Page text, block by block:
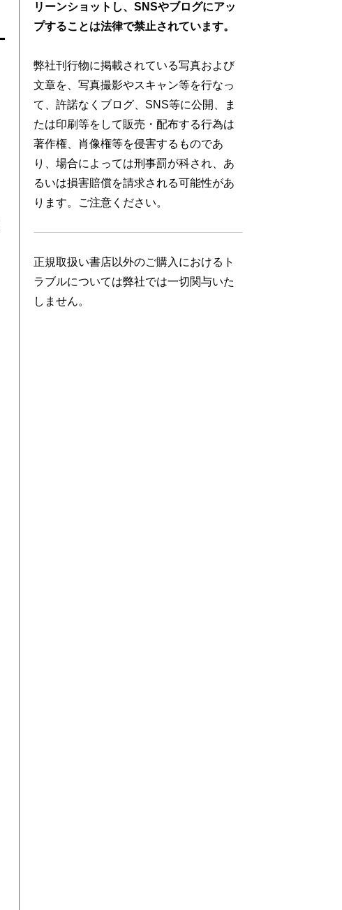
リーンショットし、SNSやブログにアッ
プすることは法律で禁止されています。
弊社刊行物に掲載されている写真および
文章を、写真撮影やスキャン等を行なっ
て、許諾なくブログ、SNS等に公開、ま
たは印刷等をして販売・配布する行為は
著作権、肖像権等を侵害するものであ
り、場合によっては刑事罰が科され、あ
るいは損害賠償を請求される可能性があ
ります。ご注意ください。
正規取扱い書店以外のご購入におけるト
ラブルについては弊社では一切関与いた
しません。